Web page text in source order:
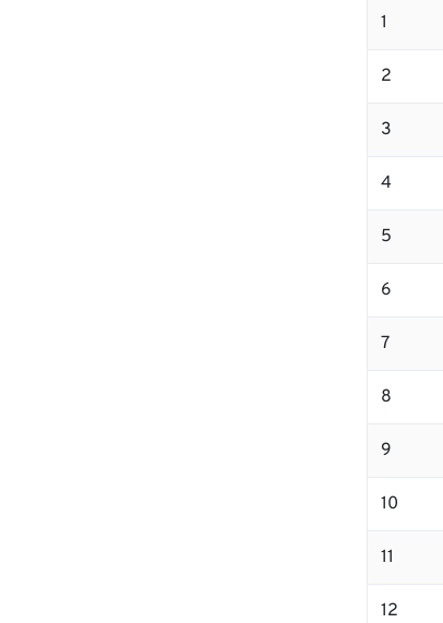
1
2
3
4
5
6
7
8
9
10
11
12